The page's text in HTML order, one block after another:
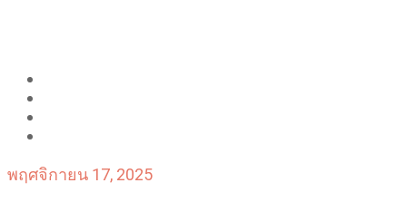
พฤศจิกายน 17, 2025